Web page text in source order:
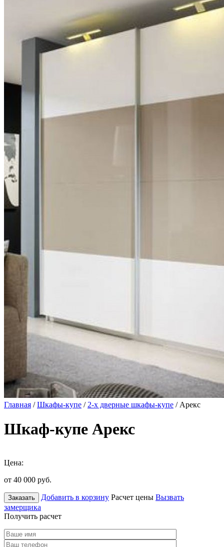
Главная /Шкафы-купе / 2-х дверные шкафы-купе / Арекс
Шкаф-купе Арекс
Цена:
от 40 000 руб.
Заказать Добавить в корзину Расчет цены Вызвать
замерщика
Получить расчет